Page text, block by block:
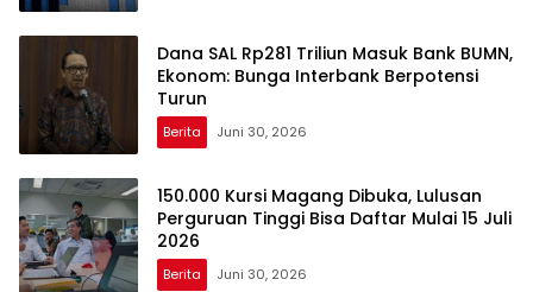
Dana SAL Rp281 Triliun Masuk Bank BUMN,
Ekonom: Bunga Interbank Berpotensi
Turun
Berita Juni 30, 2026
150.000 Kursi Magang Dibuka, Lulusan
Perguruan Tinggi Bisa Daftar Mulai 15 Juli
2026
Berita Juni 30, 2026